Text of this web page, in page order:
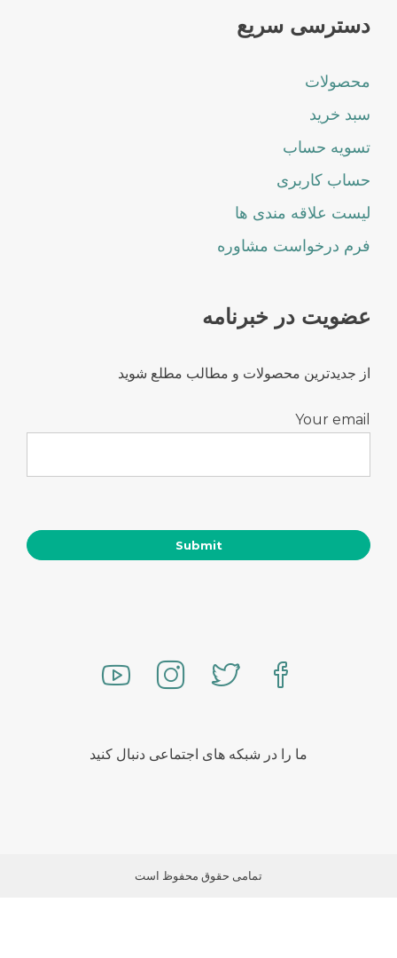
دسترسی سریع
محصولات
سبد خرید
تسویه حساب
حساب کاربری
لیست علاقه مندی ها
فرم درخواست مشاوره
عضویت در خبرنامه
از جدیدترین محصولات و مطالب مطلع شوید
Your email
ما را در شبکه های اجتماعی دنبال کنید
تمامی حقوق محفوظ است